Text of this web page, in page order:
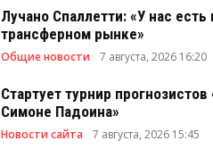
Лучано Спаллетти: «У нас есть
трансферном рынке»
Общие новости 7 августа, 2026 16:20
Стартует турнир прогнозистов
Симоне Падоина»
Новости сайта 7 августа, 2026 15:45